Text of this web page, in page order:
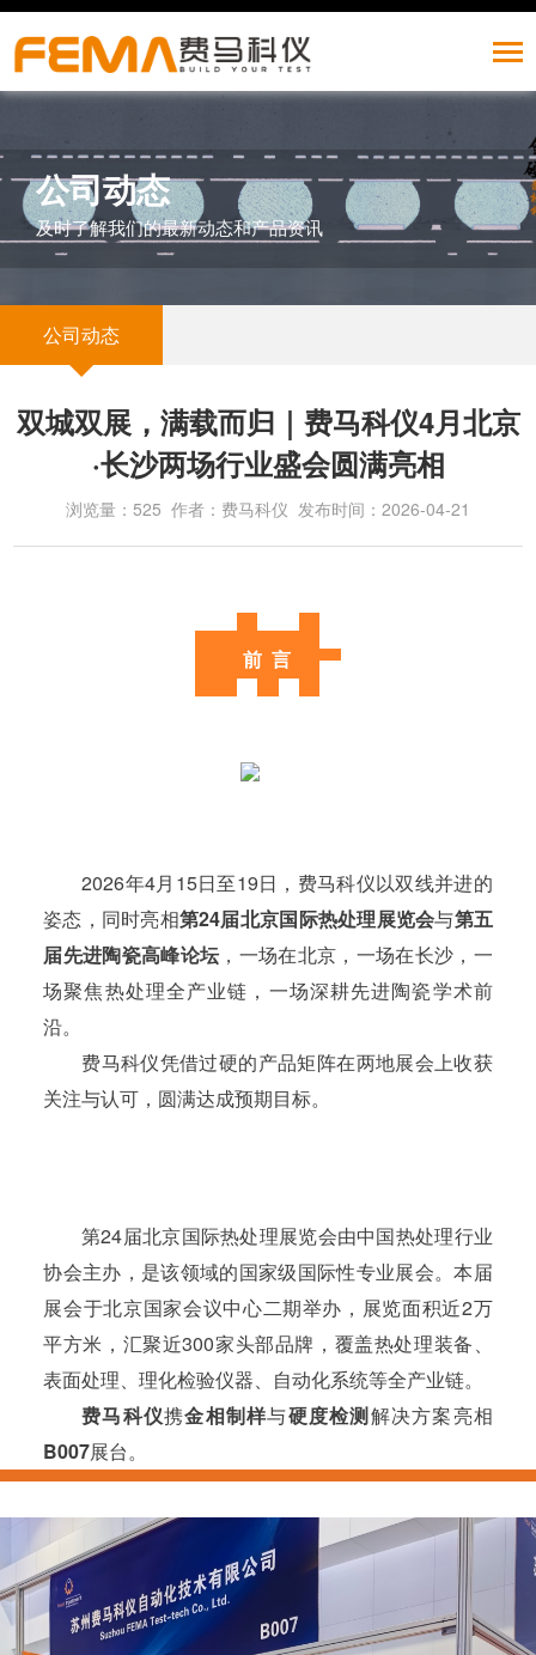
公司动态
及时了解我们的最新动态和产品资讯
公司动态
双城双展，满载而归｜费马科仪4月北京
·长沙两场行业盛会圆满亮相
浏览量：525 作者：费马科仪 发布时间：2026-04-21
前 言
2026年4月15日至19日，费马科仪以双线并进的
姿态，同时亮相第24届北京国际热处理展览会与第五
届先进陶瓷高峰论坛，一场在北京，一场在长沙，一
场聚焦热处理全产业链，一场深耕先进陶瓷学术前
沿。
费马科仪凭借过硬的产品矩阵在两地展会上收获
关注与认可，圆满达成预期目标。
第24届北京国际热处理展览会由中国热处理行业
协会主办，是该领域的国家级国际性专业展会。本届
展会于北京国家会议中心二期举办，展览面积近2万
平方米，汇聚近300家头部品牌，覆盖热处理装备、
表面处理、理化检验仪器、自动化系统等全产业链。
费马科仪携金相制样与硬度检测解决方案亮相
B007展台。